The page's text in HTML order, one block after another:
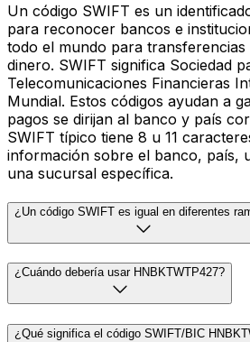
Un código SWIFT es un
para reconocer bancos e
todo el mundo para transferencias
dinero. SWIFT significa Sociedad
Telecomunicaciones Financieras
Mundial. Estos códigos ayudan a
pagos se dirijan al banco y país
SWIFT típico tiene 8 u 11
información sobre el banco, país,
una sucursal específica.
¿Un código SWIFT es igual en diferentes
¿Cuándo debería usar HNBKTWTP427?
¿Qué significa el código SWIFT/BIC